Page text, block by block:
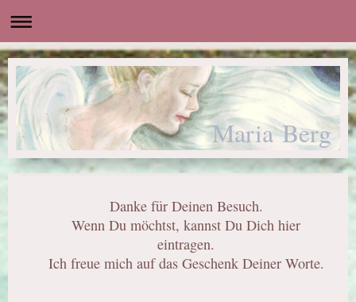
Maria Berg
Danke für Deinen Besuch.
Wenn Du möchtst, kannst Du Dich hier
eintragen.
Ich freue mich auf das Geschenk Deiner Worte.